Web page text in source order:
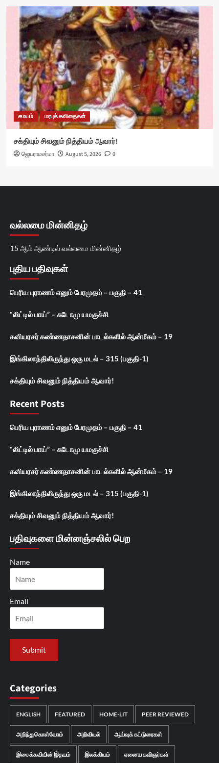
சமயம் மரபுக் கவிதைகள்
சக்தியும் சிவனும் நித்தியம் ஆவார்!
ஜெயராமசர்மா August 5, 2026 0
வல்லமை மின்னிதழ்
15 ஆம் ஆண்டில் வல்லமை மின்னிதழ்
புதிய பதிவுகள்
பெரிய புராணம் எனும் பேரமுதம் – பகுதி – 41
“லிட்டில் பாய்” – சுடோமு யமகுச்சி
கவியரசர் கண்ணதாசனின் பாடல்களில் ஆன்மீகம் – 19
இங்கிலாந்திலிருந்து ஒரு மடல் – 315 (பகுதி-1)
சக்தியும் சிவனும் நித்தியம் ஆவார்!
Recent Posts
பெரிய புராணம் எனும் பேரமுதம் – பகுதி – 41
“லிட்டில் பாய்” – சுடோமு யமகுச்சி
கவியரசர் கண்ணதாசனின் பாடல்களில் ஆன்மீகம் – 19
இங்கிலாந்திலிருந்து ஒரு மடல் – 315 (பகுதி-1)
சக்தியும் சிவனும் நித்தியம் ஆவார்!
பதிவுகளை மின்னஞ்சலில் பெற
Name
Email
Categories
ENGLISH FEATURED HOME-LIT PEER REVIEWED
அறிந்துகொள்வோம் அறிவியல் ஆய்வுக் கட்டுரைகள்
இசைக்கவியின் இதயம் இலக்கியம் ஏனைய கவிஞர்கள்